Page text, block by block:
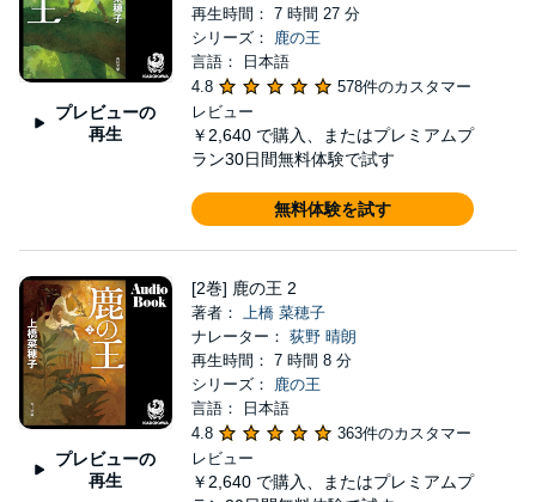
プレビューの
再生
再生時間： 7 時間 27 分
シリーズ： 鹿の王
言語： 日本語
4.8
578件のカスタマー
レビュー
￥2,640 で購入、またはプレミアムプ
ラン30日間無料体験で試す
無料体験を試す
プレビューの
再生
[2巻] 鹿の王 2
著者： 上橋 菜穂子
ナレーター： 荻野 晴朗
再生時間： 7 時間 8 分
シリーズ： 鹿の王
言語： 日本語
4.8
363件のカスタマー
レビュー
￥2,640 で購入、またはプレミアムプ